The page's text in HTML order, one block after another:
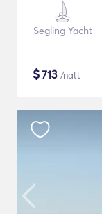
Segling Yacht
$713 /natt